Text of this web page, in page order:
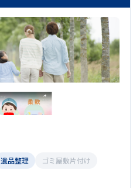
遺品整理
ゴミ屋敷片付け